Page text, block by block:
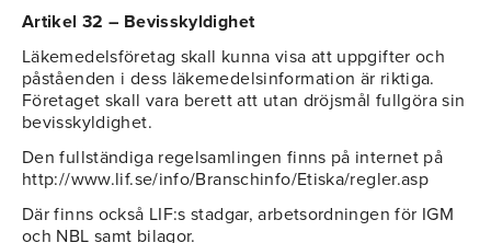
Artikel 32 – Bevisskyldighet
Läkemedelsföretag skall kunna visa att uppgifter och
påståenden i dess läkemedelsinformation är riktiga.
Företaget skall vara berett att utan dröjsmål fullgöra sin
bevisskyldighet.
Den fullständiga regelsamlingen finns på internet på
http://www.lif.se/info/Branschinfo/Etiska/regler.asp
Där finns också LIF:s stadgar, arbetsordningen för IGM
och NBL samt bilagor.